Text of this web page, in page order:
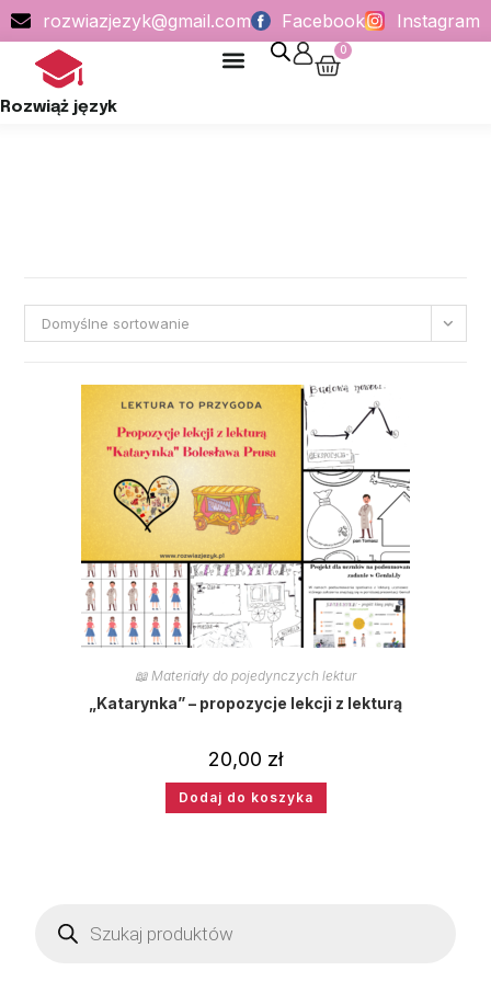
rozwiazjezyk@gmail.com Facebook Instagram
Rozwiąż język
0
Domyślne sortowanie
📖 Materiały do pojedynczych lektur
„Katarynka” – propozycje lekcji z lekturą
20,00 zł
Dodaj do koszyka